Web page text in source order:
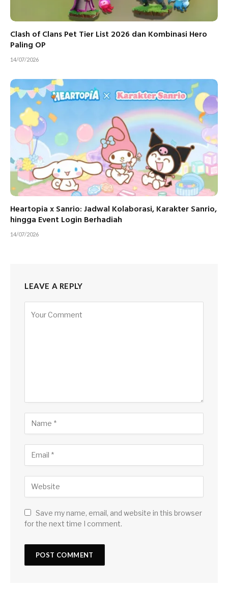
Clash of Clans Pet Tier List 2026 dan Kombinasi Hero
Paling OP
14/07/2026
Heartopia x Sanrio: Jadwal Kolaborasi, Karakter Sanrio,
hingga Event Login Berhadiah
14/07/2026
LEAVE A REPLY
Save my name, email, and website in this browser
for the next time I comment.